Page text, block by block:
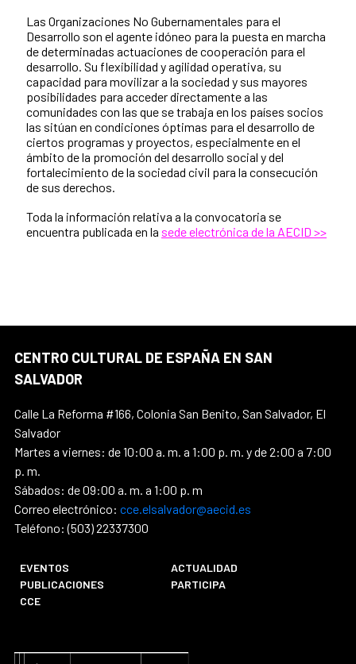
Las Organizaciones No Gubernamentales para el
Desarrollo son el agente idóneo para la puesta en marcha
de determinadas actuaciones de cooperación para el
desarrollo. Su flexibilidad y agilidad operativa, su
capacidad para movilizar a la sociedad y sus mayores
posibilidades para acceder directamente a las
comunidades con las que se trabaja en los países socios
las sitúan en condiciones óptimas para el desarrollo de
ciertos programas y proyectos, especialmente en el
ámbito de la promoción del desarrollo social y del
fortalecimiento de la sociedad civil para la consecución
de sus derechos.
Toda la información relativa a la convocatoria se
encuentra publicada en la sede electrónica de la AECID >>
CENTRO CULTURAL DE ESPAÑA EN SAN
SALVADOR
Calle La Reforma #166, Colonia San Benito, San Salvador, El
Salvador
Martes a viernes: de 10:00 a. m. a 1:00 p. m. y de 2:00 a 7:00
p. m.
Sábados: de 09:00 a. m. a 1:00 p. m
Correo electrónico: cce.elsalvador@aecid.es
Teléfono: (503) 22337300
EVENTOS
ACTUALIDAD
PUBLICACIONES
PARTICIPA
CCE